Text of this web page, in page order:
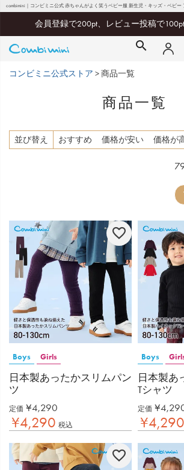
combimini｜コンビミニ公式 赤ちゃんがよく笑うベビー服 新生児・キッズ・ベビー
会員登録で200pt、レビュー投稿で
コンビミニ公式ストア 商品一覧
商品一覧
並び替え おすすめ 価格が安い 価格が
Boys Girls
日本製あったかスリムパン
ツ
定価 ¥4,290
¥4,290 税込
Boys
日本製あ
Tシャツ
定価 ¥
¥4,290